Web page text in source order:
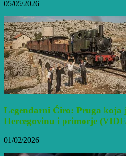
05/05/2026
Legendarni Ćiro: Pruga koja
Hercegovinu i primorje
01/02/2026